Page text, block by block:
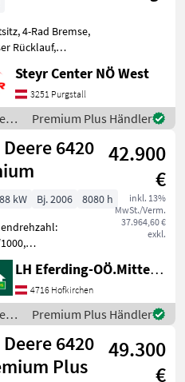
Kleinanzeigen
4-Rad Bremse,
Rücklauf,
Kriechgang,
Radio,
Steyr Center NÖ West
3251 Purgstall
/
Premium Plus Händler
6420 42.900
€
inkl. 13%
MwSt./Verm.
37.964,60 €
exkl.
kW Bj. 2006
8080 h
Luftsitz,
in
km/h, Plattform:
Stufe
LH Eferding-OÖ.Mitte, Landtechnik Hofkirchen
4716 Hofkirchen
/
Premium Plus Händler
6420
Plus
49.300
€